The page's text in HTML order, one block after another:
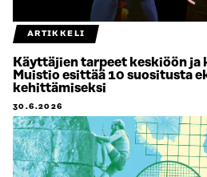
ARTIKKELI
Käyttäjien tarpeet keskiöön
Muistio esittää 10 suositusta
kehittämiseksi
30.6.2026